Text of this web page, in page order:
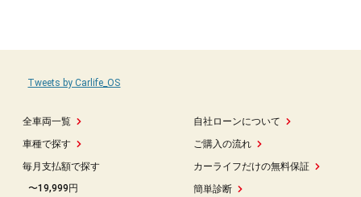
全車両一覧
車種で探す
毎月支払額で探す
〜19,999円
自社ローンについて
ご購入の流れ
カーライフだけの無料保証
簡単診断
Tweets by Carlife_OS